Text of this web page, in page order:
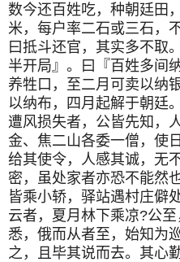
数今还百姓吃，种朝廷田
米，每户率二石或三石，
曰抵斗还官，其实多不取
半开局』。曰『百姓多间
养牲口，至二月可卖以纳
以纳布，四月起解于朝廷
遭风损失者，公皆先知，
金、焦二山各委一僧，使
给其使令，人感其诚，无
密，虽处家者亦恐不能然
皆乘小轿，驿站遇村庄僻
云者，夏月林下乘凉?公
悉，俄而从者至，始知为
之，且毕其说而去。其心